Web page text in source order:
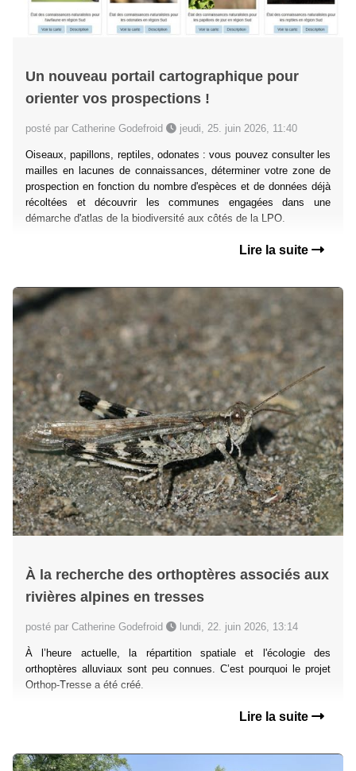
Un nouveau portail cartographique pour
orienter vos prospections !
posté par Catherine Godefroid jeudi, 25. juin 2026, 11:40
Oiseaux, papillons, reptiles, odonates : vous pouvez consulter les
mailles en lacunes de connaissances, déterminer votre zone de
prospection en fonction du nombre d'espèces et de données déjà
récoltées et découvrir les communes engagées dans une
démarche d'atlas de la biodiversité aux côtés de la LPO.
Lire la suite
À la recherche des orthoptères associés aux
rivières alpines en tresses
posté par Catherine Godefroid lundi, 22. juin 2026, 13:14
À l’heure actuelle, la répartition spatiale et l'écologie des
orthoptères alluviaux sont peu connues. C’est pourquoi le projet
Orthop-Tresse a été créé.
Lire la suite